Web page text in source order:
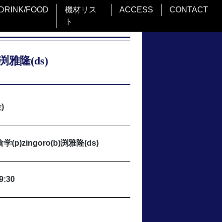
DRINK/FOOD
機材リス
ト
ACCESS CONTACT
雅隆(ds)
)
学(p)zingoro(b)渕雅隆(ds)